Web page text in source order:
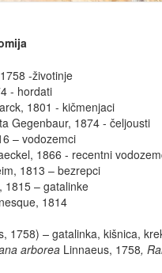
-životinje
- hordati
1801 - kičmenjaci
Gegenbaur, 1874 - čeljousti
– vodozemci
1866 - recentni
1813 – bezrepci
1815 – gatalinke
1814
1758) – gatalinka, kišnica,
arborea Linnaeus, 1758,